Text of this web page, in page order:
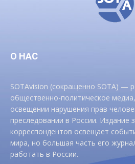
О НАС
SOTAvision (сокращенно SOTA) —
общественно-политическое
освещении нарушения прав
преследовании в России. Издание
корреспондентов освещает
мира, но большая часть его
работать в России.